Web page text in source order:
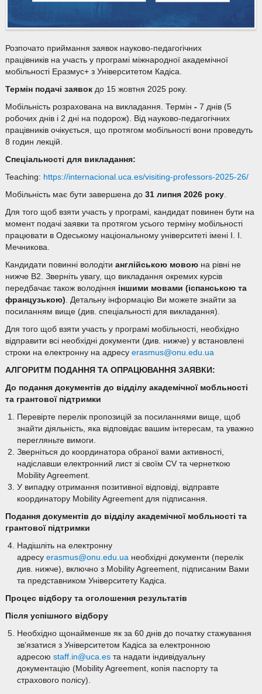
Розпочато приймання заявок науково-педагогічних
працівників на участь у програмі міжнародної академічної
мобільності Еразмус+ з Університетом Кадіса.
Термін подачі заявокдо 15 жовтня 2025 року.
Мобільність розрахована на викладання. Термін -7 днів (5
робочих днів і 2 дні на подорож). Від науково-педагогічних
працівників очікується, що протягом мобільності вони проведуть
8 годин лекцій.
Спеціальності для викладання:
Teaching: https://internacional.uca.es/visiting-professors-2025-26/
Мобільність має бути завершена до 31 липня 2026 року.
Для того щоб взяти участь у програмі, кандидат повинен бути на
момент подачі заявки та протягом усього терміну мобільності
працювати в Одеському національному університеті імені І. І.
Мечникова.
Кандидати повинні володіти англійською мовоюна рівні не
нижче В2. Зверніть увагу, що викладання окремих курсів
передбачає також володіння іншими мовами (іспанською та
французькою). Детальну інформацію Ви можете знайти за
посиланням вище (див. спеціальності для викладання).
Для того щоб взяти участь у програмі мобільності, необхідно
відправити всі необхідні документи (див. нижче) у встановлені
строки на електронну на адресу erasmus@onu.edu.ua
АЛГОРИТМ
ПОДАННЯ ТА ОПРАЦЮВАННЯ ЗАЯВКИ :
До подання документів до відділу академічної мобльності
та грантової підтримки
Перевірте перелік пропозицій за посиланнями вище, щоб
знайти діяльність, яка відповідає вашим інтересам, та уважно
перегляньте вимоги.
Зверніться до координатора обраної вами активності,
надіславши електронний лист зі своїм CV та чернеткою
Mobility Agreement.
У випадку отримання позитивної відповіді, відправте
координатору Mobility Agreement для підписання.
Подання документів до відділу академічної мобльності та
грантової підтримки
Надішліть на електронну
адресу erasmus@onu.edu.uaнеобхідні документи (перелік
див. нижче), включно з Mobility Agreement, підписаним Вами
та представником Університету Кадіса.
Процес відбору та оголошення результатів
Після успішного відбору
Необхідно щонайменше як за 60 днів до початку стажування
зв’язатися з Університетом Кадіса за електронною
адресою staff.in@uca.esта надати індивідуальну
документацію (Mobility Agreement, копія паспорту та
страхового полісу).